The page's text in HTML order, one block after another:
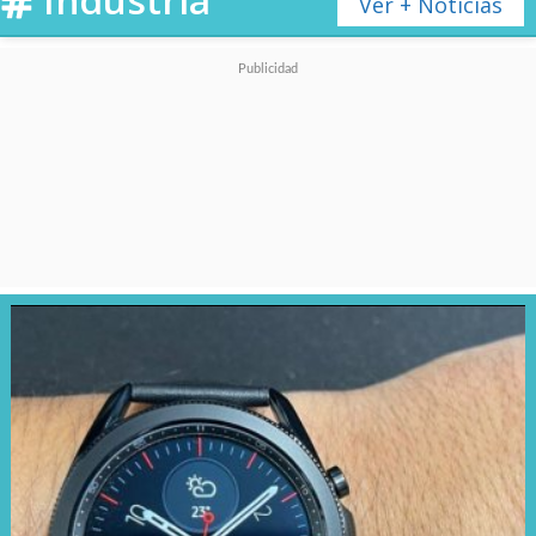
Los usuarios podrán elegir entre
distintas calidades de audio
(desde baja hasta sin pérdidas)
según su tipo de conexión y